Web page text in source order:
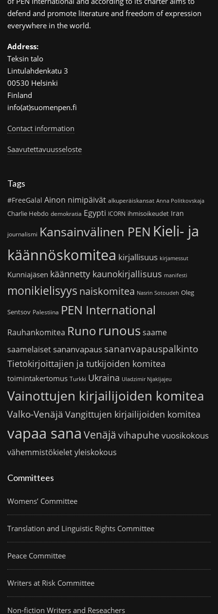
defend and promote literature and freedom of expression
everywhere in the world.
Address:
Teksin talo
Lintulahdenkatu 3
00530 Helsinki
Finland
info(at)suomenpen.fi
Contact information
Saavutettavuusseloste
Tags
#FreeGalal Ainon nimipäivät alkuperäiskansat Anna Politkovskaja
Charlie Hebdo demokratia Egypti ICORN ihmisoikeudet Iran
journalismi Kansainvälinen PEN Kieli- ja
käännöskomitea kirjallisuus kirjamessut
Kunniajäsen käännetty kaunokirjallisuus manifesti
monikielisyys naiskomitea Nasrin Sotoudeh Oleg
Sentsov Palestiina PEN International
Rauhankomitea Runo runoussaame
saamelaiset sananvapaus sananvapauspalkinto
Tietokirjoittajien ja tutkijoiden komitea
toimintakertomus Turkki Ukraina Uladzimir Njakljajeu
Vainottujen kirjailijoiden komitea
Valko-Venäjä Vangittujen kirjailijoiden komitea
vapaa sana Venäjä vihapuhe vuosikokous
vähemmistökieletyleiskokous
Committees
Womens’ Committee
Translation and Linguistic Rights Committee
Peace Committee
Writers at Risk Committee
Non-fiction Writers and Reseachers